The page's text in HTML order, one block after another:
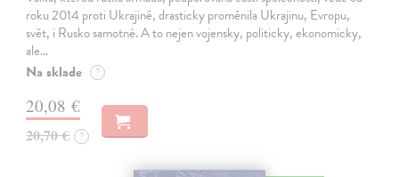
roku 2014 proti Ukrajině, drasticky proměnila Ukrajinu, Evropu,
svět, i Rusko samotné. A to nejen vojensky, politicky, ekonomicky,
ale…
Na sklade ?
20,08 €
20,70 € ?